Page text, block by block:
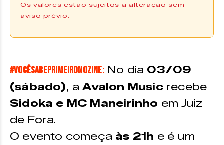
Os valores estão sujeitos a alteração sem
aviso prévio.
VALORES
Pista –R$ 50 (meia-entrada) | R$
60 (promocional + 1kg de alimento)
vodka, whisky, refrigerante e
água) – R$ 170
#VocêSabePrimeiroNoZINE:No dia 03/09
(sábado), a Avalon Musicrecebe
Sidoka e MC Maneirinho em Juiz
de Fora.
O evento começa às 21h e é um